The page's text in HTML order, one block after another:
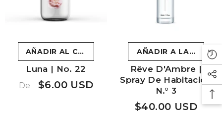
AÑADIR AL CARRITO
Luna | No. 22
De $6.00 USD
AÑADIR A LA CESTA
Rêve D'Ambre |
Spray De Habitación
N.° 3
$40.00 USD